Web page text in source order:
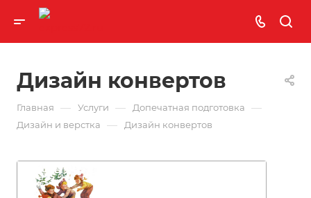
Дизайн конвертов
Главная — Услуги — Допечатная подготовка —
Дизайн и верстка — Дизайн конвертов